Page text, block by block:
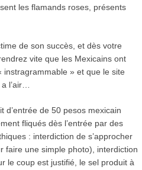
les flamands roses, présents
de son succès, et dès votre
vite que les Mexicains ont
» et que le site
a l’air…
d’entrée de 50 pesos mexicain
fliqués dès l’entrée par des
: interdiction de s’approcher
faire une simple photo), interdiction
le coup est justifié, le sel produit à